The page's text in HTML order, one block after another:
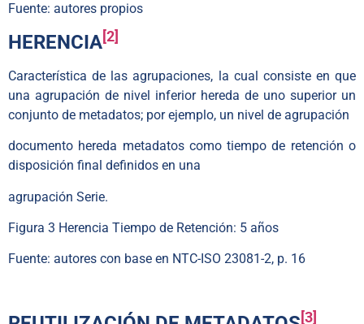
Fuente: autores propios
HERENCIA[2]
Característica de las agrupaciones, la cual consiste en que
una agrupación de nivel inferior hereda de uno superior un
conjunto de metadatos; por ejemplo, un nivel de agrupación
documento hereda metadatos como tiempo de retención o
disposición final definidos en una
agrupación Serie.
Figura 3 Herencia Tiempo de Retención: 5 años
Fuente: autores con base en NTC-ISO 23081-2, p. 16
[3]